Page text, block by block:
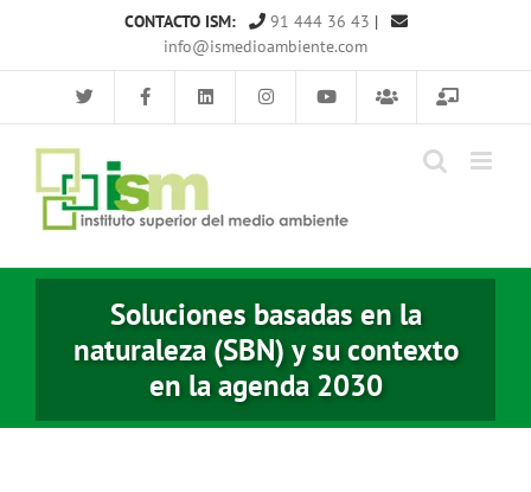
CONTACTO ISM: 91 444 36 43 |
info@ismedioambiente.com
Soluciones basadas en la
naturaleza (SBN) y su contexto
en la agenda 2030